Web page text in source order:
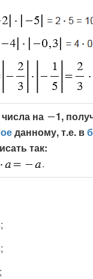
на
1,
данному, т.е. в
так:
.